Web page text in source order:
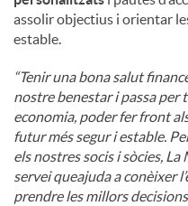
assolir objectius i orientar
estable.
“Tenir una bona salut
nostre benestar i passa per
economia, poder fer front
futur més segur i estable.
els nostres socis i sòcies,
servei queajuda a conèixer
prendre les millors